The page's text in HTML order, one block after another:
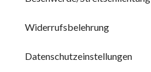
Widerrufsbelehrung
Datenschutzeinstellungen